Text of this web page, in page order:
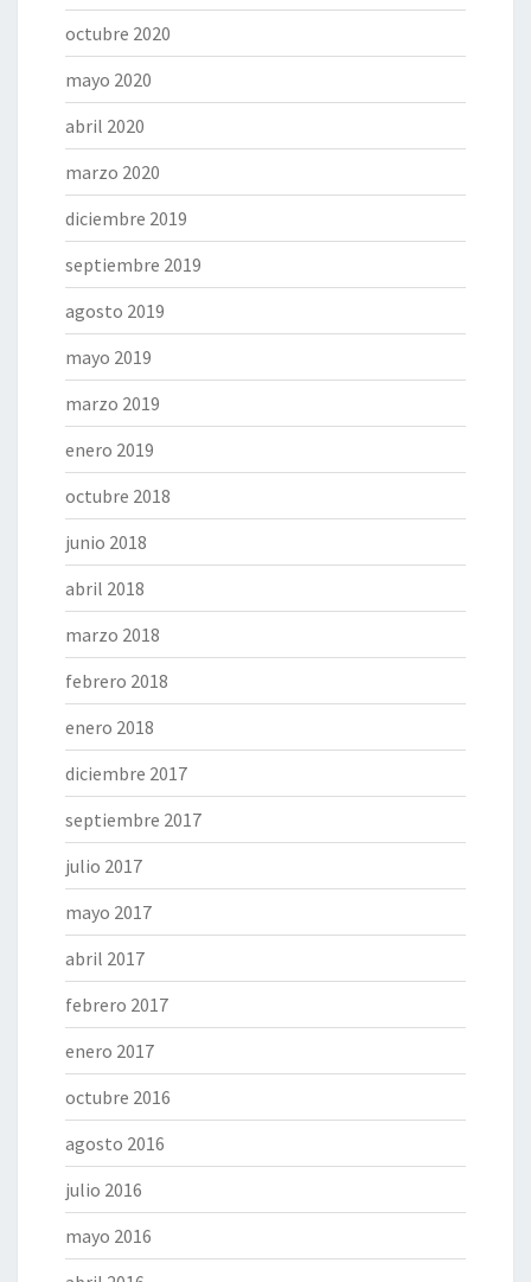
octubre 2020
mayo 2020
abril 2020
marzo 2020
diciembre 2019
septiembre 2019
agosto 2019
mayo 2019
marzo 2019
enero 2019
octubre 2018
junio 2018
abril 2018
marzo 2018
febrero 2018
enero 2018
diciembre 2017
septiembre 2017
julio 2017
mayo 2017
abril 2017
febrero 2017
enero 2017
octubre 2016
agosto 2016
julio 2016
mayo 2016